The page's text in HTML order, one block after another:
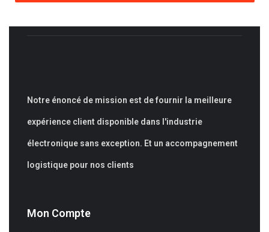
Notre énoncé de mission est de fournir la meilleure
expérience client disponible dans l'industrie
électronique sans exception. Et un accompagnement
logistique pour nos clients
Mon Compte